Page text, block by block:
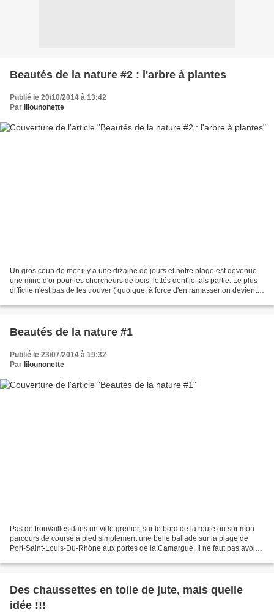
Beautés de la nature #2 : l'arbre à plantes
Publié le 20/10/2014 à 13:42
Par lilounonette
Un gros coup de mer il y a une dizaine de jours et notre plage est devenue
une mine d'or pour les chercheurs de bois flottés dont je fais partie. Le plus
difficile n'est pas de les trouver ( quoique, à force d'en ramasser on devient
Beautés de la nature #1
Publié le 23/07/2014 à 19:32
Par lilounonette
Pas de trouvailles dans un vide grenier, sur le bord de la route ou sur mon
parcours de course à pied simplement une belle ballade sur la plage de
Port-Saint-Louis-Du-Rhône aux portes de la Camargue. Il ne faut pas avoir
Des chaussettes en toile de jute, mais quelle
idée !!!